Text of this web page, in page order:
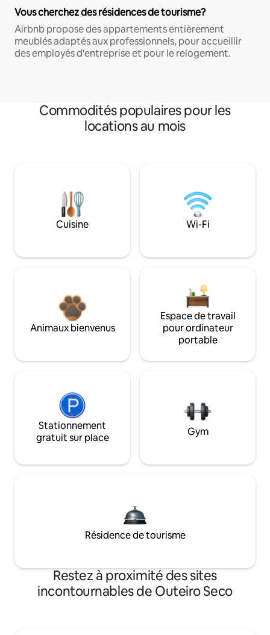
Vous cherchez des résidences de tourisme?
Airbnb propose des appartements entièrement
meublés adaptés aux professionnels, pour accueillir
des employés d'entreprise et pour le relogement.
Commodités populaires pour les
locations au mois
Cuisine Wi-Fi
Animaux bienvenus
Espace de travail
pour ordinateur
portable
Stationnement
gratuit sur place
Gym
Résidence de tourisme
Restez à proximité des sites
incontournables de Outeiro Seco